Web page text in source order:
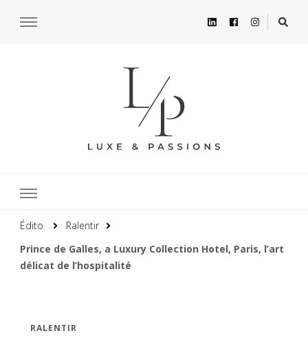
Édito
Ralentir
Prince de Galles, a Luxury Collection Hotel, Paris, l’art
délicat de l’hospitalité
RALENTIR